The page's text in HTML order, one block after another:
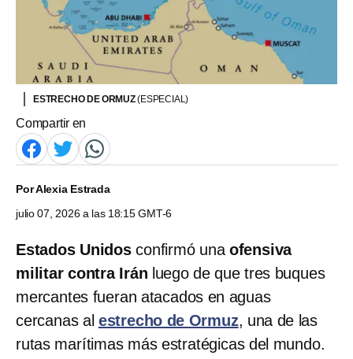
ESTRECHO DE ORMUZ(ESPECIAL)
Compartir en
PorAlexia Estrada
julio 07, 2026 a las 18:15 GMT-6
Estados Unidosconfirmó una ofensiva
militar contra Irán luego de que tres buques
mercantes fueran atacados en aguas
cercanas al estrecho de Ormuz, una de las
rutas marítimas más estratégicas del mundo.